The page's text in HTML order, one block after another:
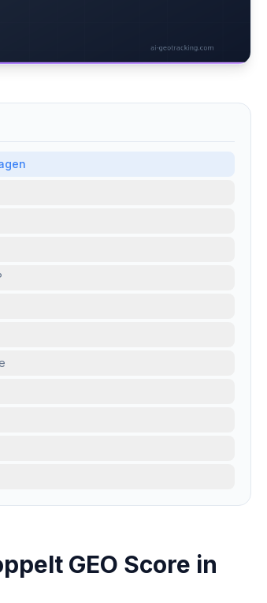
GEO Score in